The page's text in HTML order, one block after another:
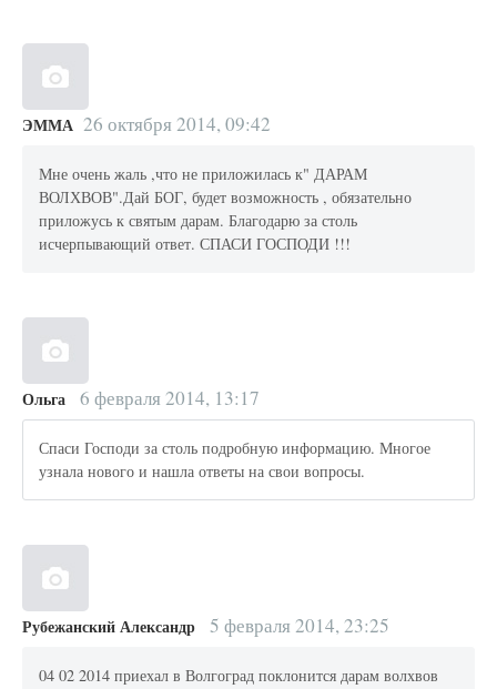
ЭММА 26 октября 2014, 09:42
Мне очень жаль ,что не приложилась к" ДАРАМ
ВОЛХВОВ".Дай БОГ, будет возможность , обязательно
приложусь к святым дарам. Благодарю за столь
исчерпывающий ответ. СПАСИ ГОСПОДИ !!!
Ольга 6 февраля 2014, 13:17
Спаси Господи за столь подробную информацию. Многое
узнала нового и нашла ответы на свои вопросы.
Рубежанский Александр 5 февраля 2014, 23:25
04 02 2014 приехал в Волгоград поклонится дарам волхвов